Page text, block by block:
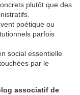
plutôt que des
poétique ou
parfois
social essentielle
par le
associatif de